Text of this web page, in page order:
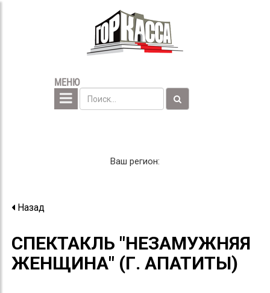
МЕНЮ
Ваш регион:
Назад
СПЕКТАКЛЬ "НЕЗАМУЖНЯЯ
ЖЕНЩИНА" (Г. АПАТИТЫ)